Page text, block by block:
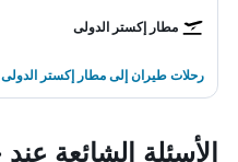
مطار إكستر الدولى
رحلات طيران إلى مطار إكستر الدولى